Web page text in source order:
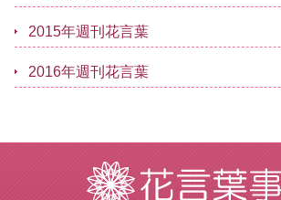
2015年週刊花言葉
2016年週刊花言葉